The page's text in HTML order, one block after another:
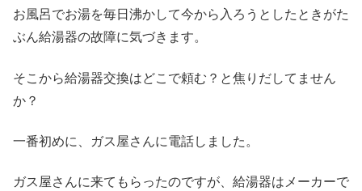
お風呂でお湯を毎日沸かして今から入ろうとしたときがた
ぶん給湯器の故障に気づきます。
そこから給湯器交換はどこで頼む？と焦りだしてません
か？
一番初めに、ガス屋さんに電話しました。
ガス屋さんに来てもらったのですが、給湯器はメーカーで